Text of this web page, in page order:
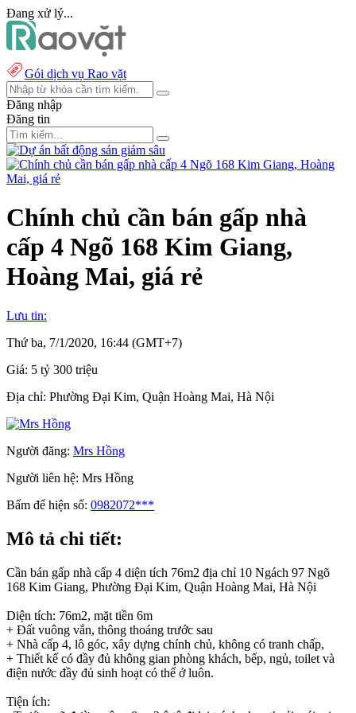
Đang xử lý...
Gói dịch vụ Rao vặt
Đăng nhập
Đăng tin
Chính chủ cần bán gấp nhà
cấp 4 Ngõ 168 Kim Giang,
Hoàng Mai, giá rẻ
Lưu tin:
Thứ ba, 7/1/2020, 16:44 (GMT+7)
Giá: 5 tỷ 300 triệu
Địa chỉ: Phường Đại Kim, Quận Hoàng Mai, Hà Nội
Người đăng: Mrs Hồng
Người liên hệ: Mrs Hồng
Bấm để hiện số: 0982072***
Mô tả chi tiết:
Cần bán gấp nhà cấp 4 diện tích 76m2 địa chỉ 10 Ngách 97 Ngõ
168 Kim Giang, Phường Đại Kim, Quận Hoàng Mai, Hà Nội
Diện tích: 76m2, mặt tiền 6m
+ Đất vuông vắn, thông thoáng trước sau
+ Nhà cấp 4, lô góc, xây dựng chính chủ, không có tranh chấp,
+ Thiết kế có đầy đủ không gian phòng khách, bếp, ngủ, toilet và
điện nước đầy đủ sinh hoạt có thể ở luôn.
Tiện ích: